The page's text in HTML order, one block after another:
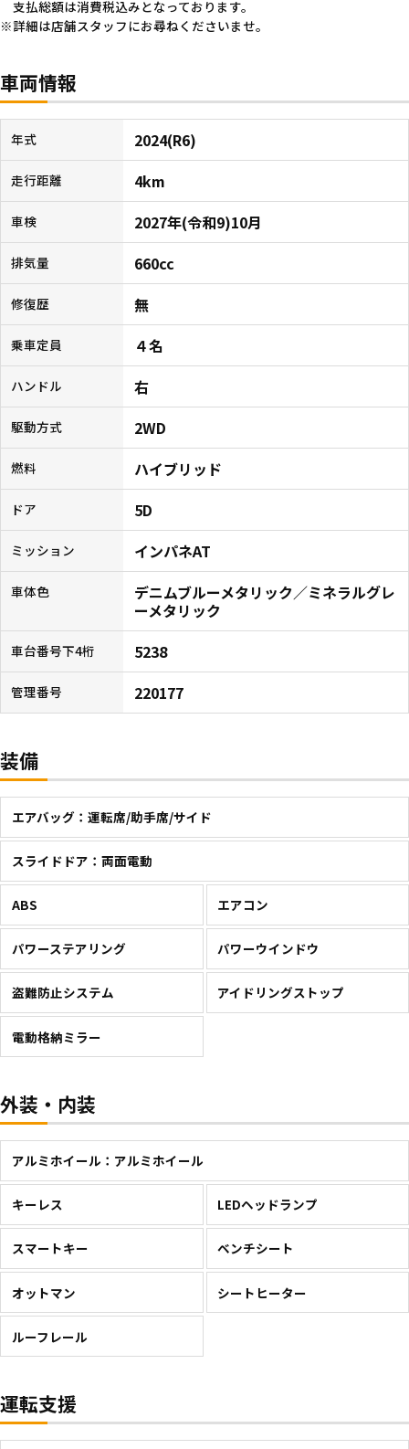
支払総額は消費税込みとなっております。
詳細は店舗スタッフにお尋ねくださいませ。
車両情報
年式 2024(R6)
走行距離 4km
車検 2027年(令和9)10月
排気量 660cc
修復歴 無
乗車定員 ４名
ハンドル 右
駆動方式 2WD
燃料 ハイブリッド
ドア 5D
ミッション インパネAT
車体色
デニムブルーメタリック／ミネラルグレ
ーメタリック
車台番号下4桁 5238
管理番号 220177
装備
エアバッグ：運転席/助手席/サイド
スライドドア：両面電動
ABS エアコン
パワーステアリング パワーウインドウ
盗難防止システム アイドリングストップ
電動格納ミラー
外装・内装
アルミホイール：アルミホイール
キーレス LEDヘッドランプ
スマートキー ベンチシート
オットマン シートヒーター
ルーフレール
運転支援